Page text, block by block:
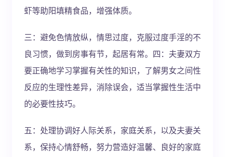
虾等助阳填精食品，增强体质。
三：避免色情放纵，情思过度，克服过度手淫的不
良习惯，做到房事有节，起居有常。四：夫妻双方
要正确地学习掌握有关性的知识，了解男女之间性
反应的生理性差异，消除误会，适当掌握性生活中
的必要性技巧。
五：处理协调好人际关系，家庭关系，以及夫妻关
系，保持心情舒畅，努力营造好温馨、良好的家庭